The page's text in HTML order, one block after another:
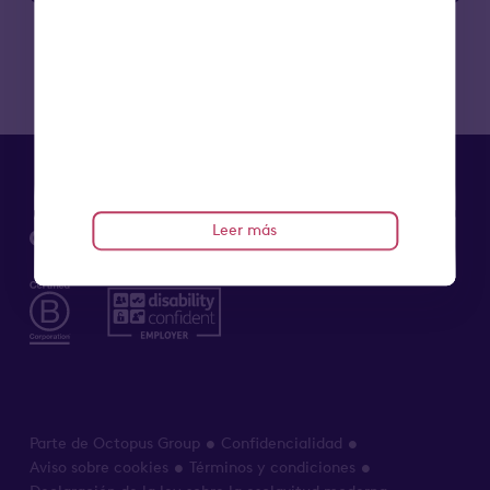
Leer más
Parte de Octopus Group
Confidencialidad
Aviso sobre cookies
Términos y condiciones